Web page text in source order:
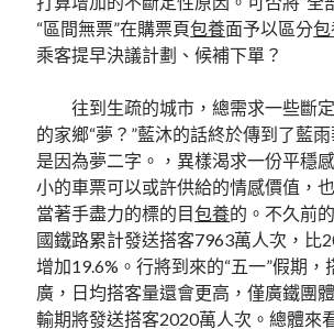
“區間無票”在購票頁包養面予以區分
乘客提早決議計劃、候補下單？
往到生疏的城市，總需求一些斷
的家鄉“夢？”藍沐的話終於傳到了藍
是因為夢二字。，異樣渴求一份平穩
小的車票可以或許供給的情感價值，
當著手盡力的標的目包養的。不久前
國鐵路累計發送搭客7963萬人次，比
增加19.6%。行將到來的“五一”假期，
廣，日均搭客量還會更高，僅廣鐵團
輸期將發送搭客2020萬人次。總體來